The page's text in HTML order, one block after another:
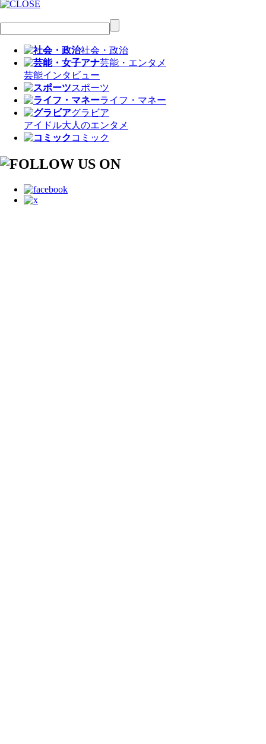
社会・政治
芸能・エンタメ
芸能インタビュー
スポーツ
ライフ・マネー
グラビア
アイドル大人のエンタメ
コミック